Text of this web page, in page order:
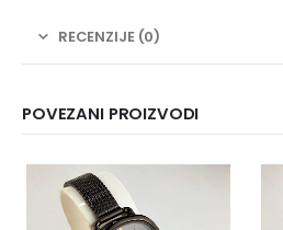
RECENZIJE (0)
POVEZANI PROIZVODI